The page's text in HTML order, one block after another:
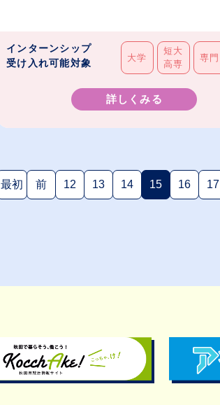
インターンシップ
受け入れ可能対象
大学
短大
高専
専門
詳しくみる
最初 前 12 13 14 15(現在のペー
16 17